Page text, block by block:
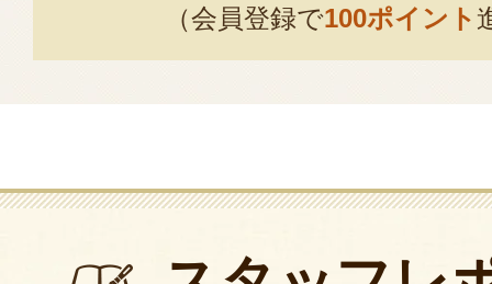
（会員登録で100ポイント